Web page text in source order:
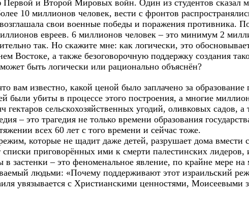
и Второй Мировых войн. Один из студентов сказал
10 миллионов человек, вести с фронтов
свои военные победы и поражения противника.
евреев. 6 миллионов человек – это минимум 2
так. Но скажите мне: как логически, это
Востоке, а также безоговорочную поддержку создания
быть логически или рационально объяснён?
вам известно, какой ценой было заплачено за образование
были убиты в процессе этого построения, а многие
гектаров сельскохозяйственных угодий, оливковых садов, а
– это трагедия не только времени образования
всех 60 лет с того времени и сейчас тоже.
которые не щадит даже детей, разрушает дома вмести
списки приговорённых ими к смерти палестинских лидеров,
застенки – это феноменальное явление, по крайне мере на
людьми: «Почему поддерживают этот израильский
увязывается с Христианскими ценностями, Моисеевыми